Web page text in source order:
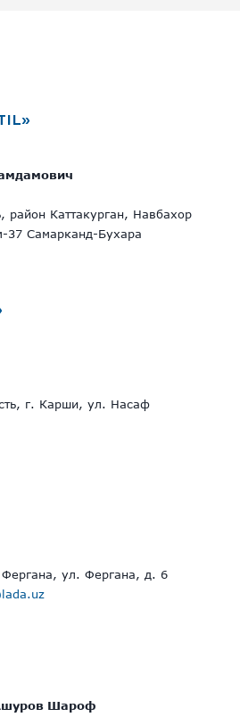
район Каттакурган, Навбахор
Самарканд-Бухара
г. Карши, ул. Насаф
Фергана, ул. Фергана, д. 6
Шароф